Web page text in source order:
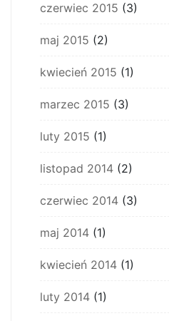
czerwiec 2015 (3)
maj 2015 (2)
kwiecień 2015 (1)
marzec 2015 (3)
luty 2015 (1)
listopad 2014 (2)
czerwiec 2014 (3)
maj 2014 (1)
kwiecień 2014 (1)
luty 2014 (1)